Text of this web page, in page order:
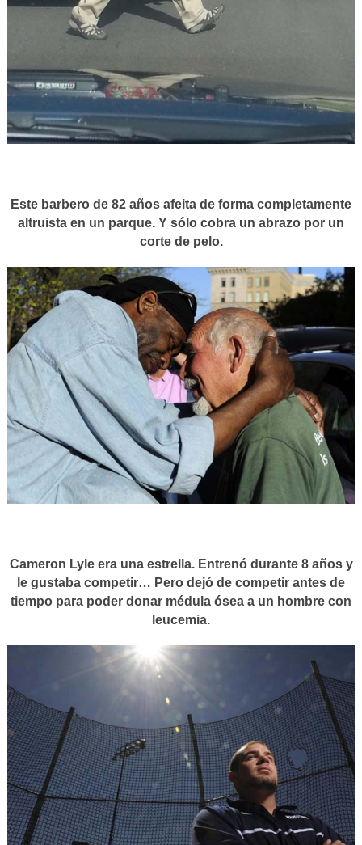
Este barbero de 82 años afeita de forma completamente
altruista en un parque. Y sólo cobra un abrazo por un
corte de pelo.
Cameron Lyle era una estrella. Entrenó durante 8 años y
le gustaba competir… Pero dejó de competir antes de
tiempo para poder donar médula ósea a un hombre con
leucemia.